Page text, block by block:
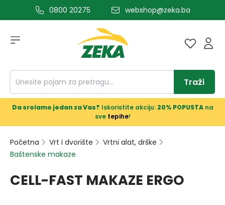
glavni sadržaj0800 20275 webshop@zeka.ba
Traži
Da srolamo jedan za Vas? Iskoristite akciju: 20% POPUSTAna
sve tepihe!
Početna Vrt i dvorište
Vrtni alat, drške
Baštenske makaze
CELL-FAST MAKAZE ERGO